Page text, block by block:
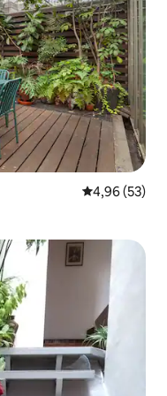
4,96 av 5 i
4,96 (53)